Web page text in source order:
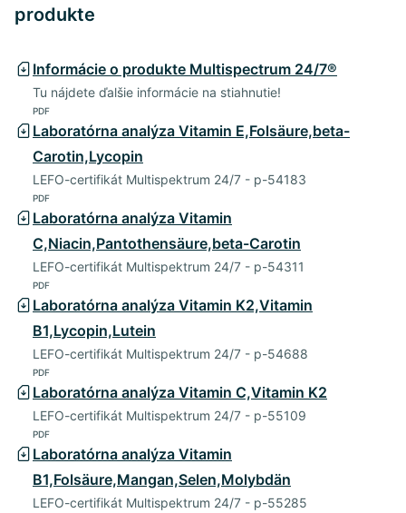
produkte
Informácie o produkte Multispectrum 24/7®
Tu nájdete ďalšie informácie na stiahnutie!
PDF
Laboratórna analýza Vitamin E,Folsäure,beta-
Carotin,Lycopin
LEFO-certifikát Multispektrum 24/7 - p-54183
PDF
Laboratórna analýza Vitamin
C,Niacin,Pantothensäure,beta-Carotin
LEFO-certifikát Multispektrum 24/7 - p-54311
PDF
Laboratórna analýza Vitamin K2,Vitamin
B1,Lycopin,Lutein
LEFO-certifikát Multispektrum 24/7 - p-54688
PDF
Laboratórna analýza Vitamin C,Vitamin K2
LEFO-certifikát Multispektrum 24/7 - p-55109
PDF
Laboratórna analýza Vitamin
B1,Folsäure,Mangan,Selen,Molybdän
LEFO-certifikát Multispektrum 24/7 - p-55285